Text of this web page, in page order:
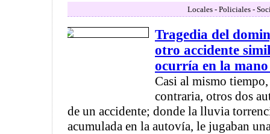
Locales - Policiales -
Tragedia del
otro accidente
ocurría en la
Casi al mismo
contraria, otros dos
de un accidente; donde la lluvia
acumulada en la autovía, le jugaban